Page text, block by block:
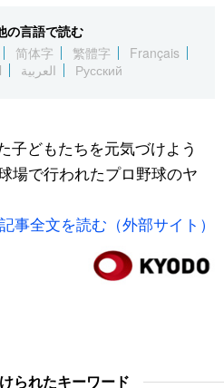
Русский
の言語で読む
简体字 繁體字
Français
العربية Русский
子どもたちを元気づけよう
場で行われたプロ野球のヤ
記事全文を読む（外部サイト）
られたキーワード